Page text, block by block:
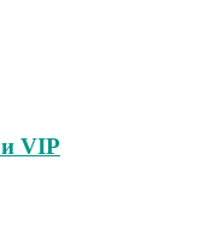
VIP